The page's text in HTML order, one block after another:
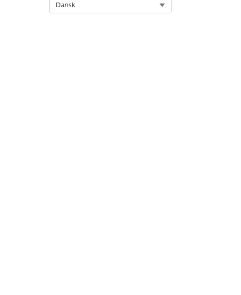
Dansk